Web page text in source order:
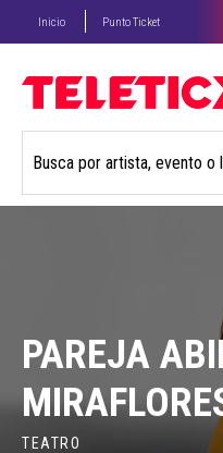
Inicio Punto Ticket
PAREJA
TEATRO